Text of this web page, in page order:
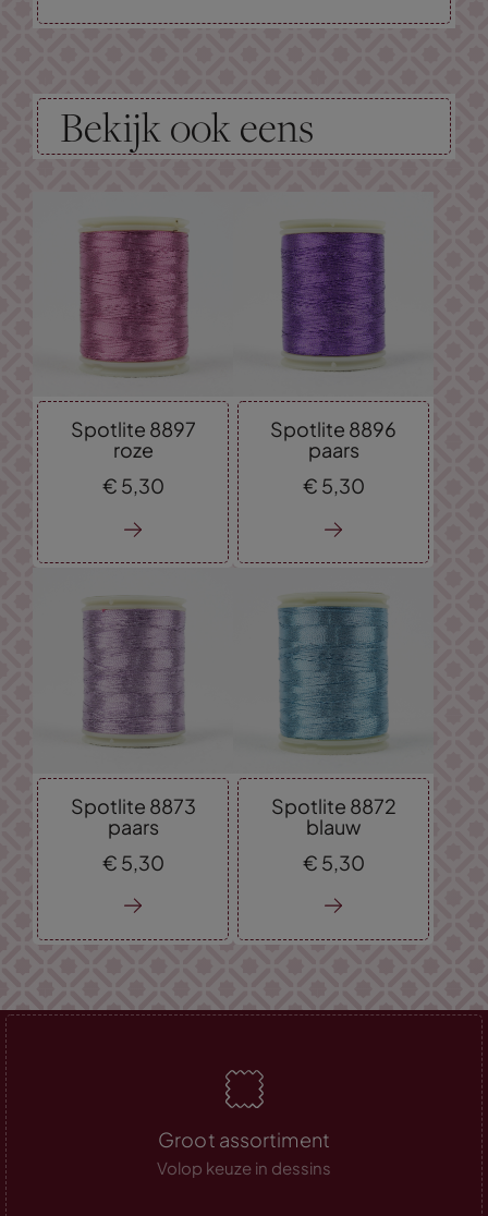
Bekijk ook eens
Spotlite 8897
roze
€ 5,30
Spotlite 8896
paars
€ 5,30
Spotlite 8873
paars
€ 5, 30
Spotlite 8872
blauw
€ 5, 30
Groot assortiment
Volop keuze in dessins